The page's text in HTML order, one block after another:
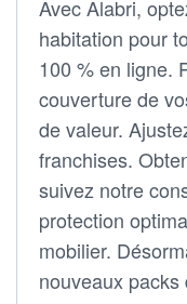
Avec Alabri,
habitation pour
100 % en ligne.
couverture de
de valeur.
franchises.
suivez notre
protection
mobilier.
nouveaux